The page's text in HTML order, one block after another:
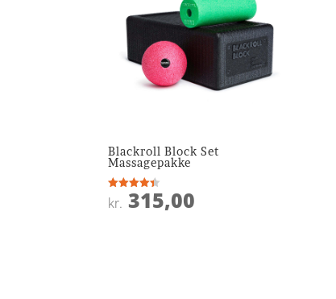
Blackroll Block Set
Massagepakke
Vurderet
4.4
kr. 315,00